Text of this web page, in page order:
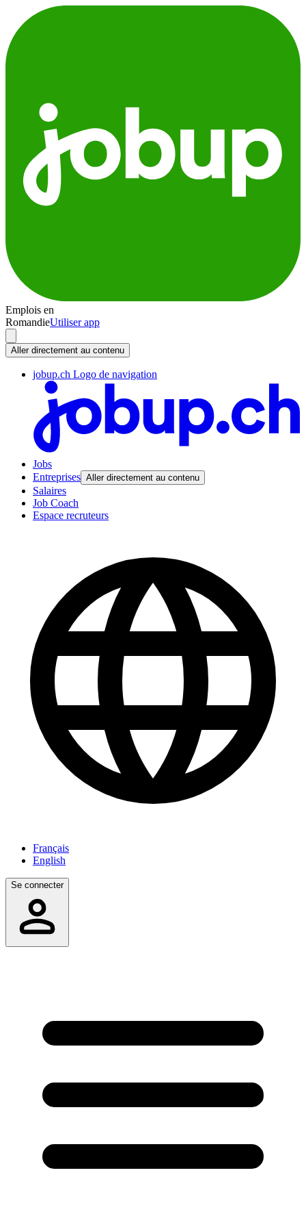
Emplois en
RomandieUtiliser app
Aller directement au contenu
jobup.ch Logo de navigation
Jobs
Entreprises Aller directement au contenu
Salaires
Job Coach
Espace recruteurs
Français
English
Se connecter